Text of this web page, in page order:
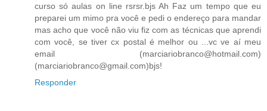
curso só aulas on line rsrsr.bjs Ah Faz um tempo que eu
preparei um mimo pra você e pedi o endereço para mandar
mas acho que você não viu fiz com as técnicas que aprendi
com você, se tiver cx postal é melhor ou ...vc ve aí meu
email (marciariobranco@hotmail.com)
(marciariobranco@gmail.com)bjs!
Responder